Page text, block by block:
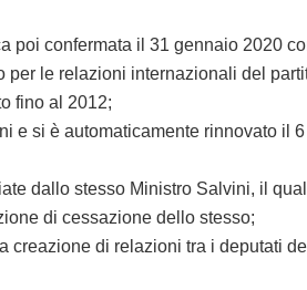
confermata il 31 gennaio 2020
le relazioni internazionali del
fino al 2012;
si è automaticamente rinnovato il 6
dallo stesso Ministro Salvini, il
di cessazione dello stesso;
di relazioni tra i deputati